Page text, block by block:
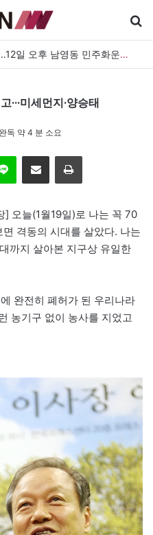
유가협 창립 40주년 기념식…12일 오후 남영동 민주화운동기념관
···미세먼지·양승태
완독 약 4 분 소요
이메일
오늘(1월19일)로 나는 꼭 70
격동의 시대를 살았다. 나는
까지 살아본 지구상 유일한
완전히 폐허가 된 우리나라
농기구 없이 농사를 지었고